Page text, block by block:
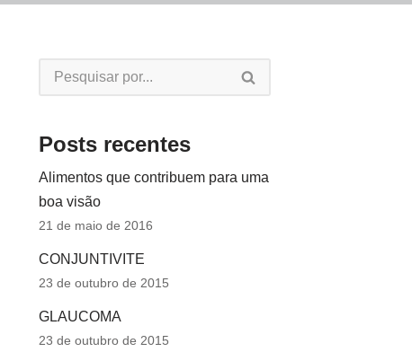
Posts recentes
Alimentos que contribuem para uma
boa visão
21 de maio de 2016
CONJUNTIVITE
23 de outubro de 2015
GLAUCOMA
23 de outubro de 2015